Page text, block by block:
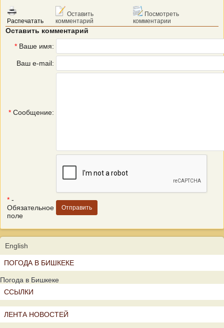
Распечатать
Оставить
комментарий
Посмотреть
комментарии
Оставить комментарий
* Ваше имя:
Ваш e-mail:
* Сообщение:
* -
Обязательное
поле
English
ПОГОДА В БИШКЕКЕ
Погода в Бишкеке
ССЫЛКИ
ЛЕНТА НОВОСТЕЙ